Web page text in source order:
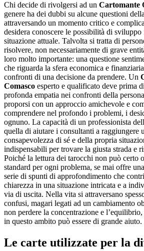
Chi decide di rivolgersi ad un Cartomante
genere ha dei dubbi su alcune questioni
attraversando un momento critico e
desidera conoscere le possibilità di
situazione attuale. Talvolta si tratta di
risolvere, non necessariamente di grave
loro molto importante: una questione
che riguarda la sfera economica e
confronti di una decisione da prendere. Un
Comasco esperto e qualificato deve prima
profonda empatia nei confronti della
proporsi con un approccio amichevole e
comprendere nel profondo i problemi, i
ognuno. La capacità di un professionista
quella di aiutare i consultanti a raggiungere
consapevolezza di sé e della propria
indispensabili per trovare la giusta strada e
Poiché la lettura dei tarocchi non può certo
standard per ogni problema, se mai offre
serie di spunti di approfondimento che
chiarezza in una situazione intricata e a
via di uscita. Nella vita si attraversano
confusi, magari legati ad un cambiamento
non perdere la concentrazione e
in questo ambito può essere di grande aiuto.
Le carte utilizzate per la